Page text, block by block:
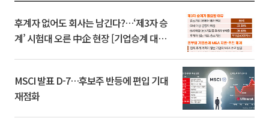
후계자 없어도 회사는 남긴다?…‘제3자 승
계’ 시험대 오른 中企 현장 [기업승계 대전
MSCI 발표 D-7…후보주 반등에 편입 기대
재점화